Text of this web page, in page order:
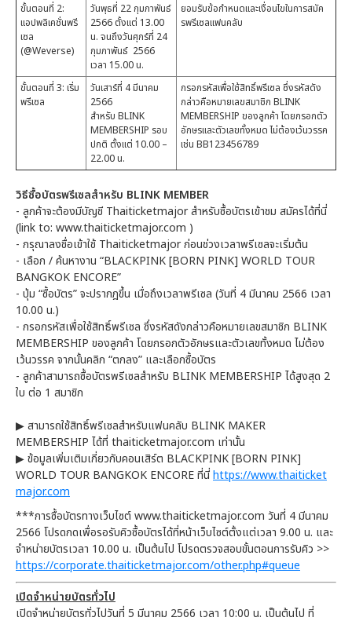
ขั้นตอนที่ 2:
แอปพลิเคชั่นพรี
เซล
(@Weverse)
วันพุธที่ 22 กุมภาพันธ์
2566 ตั้งแต่ 13.00
น. จนถึงวันศุกร์ที่ 24
กุมภาพันธ์ 2566
เวลา 15.00 น.
ยอมรับข้อกำหนดและเงื่อนไขในการสมัค
รพรีเซลแฟนคลับ
ขั้นตอนที่ 3: เริ่ม
พรีเซล
วันเสาร์ที่ 4 มีนาคม
2566
สำหรับ BLINK
MEMBERSHIP รอบ
ปกติ ตั้งแต่ 10.00 –
22.00 น.
กรอกรหัสเพื่อใช้สิทธิ์พรีเซล ซึ่งรหัสดัง
กล่าวคือหมายเลขสมาชิก BLINK
MEMBERSHIP ของลูกค้า โดยกรอกตัว
อักษรและตัวเลขทั้งหมด ไม่ต้องเว้นวรรค
เช่น BB123456789
วิธีซื้อบัตรพรีเซลสำหรับ BLINK MEMBER
- ลูกค้าจะต้องมีบัญชี Thaiticketmajor สำหรับซื้อบัตรเข้าชม สมัครได้ที่นี่
(link to: www.thaiticketmajor.com )
- กรุณาลงชื่อเข้าใช้ Thaiticketmajor ก่อนช่วงเวลาพรีเซลจะเริ่มต้น
- เลือก / ค้นหางาน “BLACKPINK [BORN PINK] WORLD TOUR
BANGKOK ENCORE”
- ปุ่ม “ซื้อบัตร” จะปรากฎขึ้น เมื่อถึงเวลาพรีเซล (วันที่ 4 มีนาคม 2566 เวลา
10.00 น.)
- กรอกรหัสเพื่อใช้สิทธิ์พรีเซล ซึ่งรหัสดังกล่าวคือหมายเลขสมาชิก BLINK
MEMBERSHIP ของลูกค้า โดยกรอกตัวอักษรและตัวเลขทั้งหมด ไม่ต้อง
เว้นวรรค จากนั้นคลิก “ตกลง” และเลือกซื้อบัตร
- ลูกค้าสามารถซื้อบัตรพรีเซลสำหรับ BLINK MEMBERSHIP ได้สูงสุด 2
ใบ ต่อ 1 สมาชิก
▶ สามารถใช้สิทธิ์พรีเซลสำหรับแฟนคลับ BLINK MAKER
MEMBERSHIP ได้ที่ thaiticketmajor.com เท่านั้น
▶ ข้อมูลเพิ่มเติมเกี่ยวกับคอนเสิร์ต BLACKPINK [BORN PINK]
WORLD TOUR BANGKOK ENCORE ที่นี่https://www.thaiticket
major.com
***การซื้อบัตรทางเว็บไซต์ www.thaiticketmajor.com วันที่ 4 มีนาคม
2566 โปรดกดเพื่อรอรับคิวซื้อบัตรได้ที่หน้าเว็บไซต์ตั้งแต่เวลา 9.00 น. และ
จำหน่ายบัตรเวลา 10.00 น. เป็นต้นไป โปรดตรวจสอบขั้นตอนการรับคิว >>
https://corporate.thaiticketmajor.com/other.php#queue
เปิดจำหน่ายบัตรทั่วไป
เปิดจำหน่ายบัตรทั่วไปวันที่ 5 มีนาคม 2566 เวลา 10:00 น. เป็นต้นไป ที่